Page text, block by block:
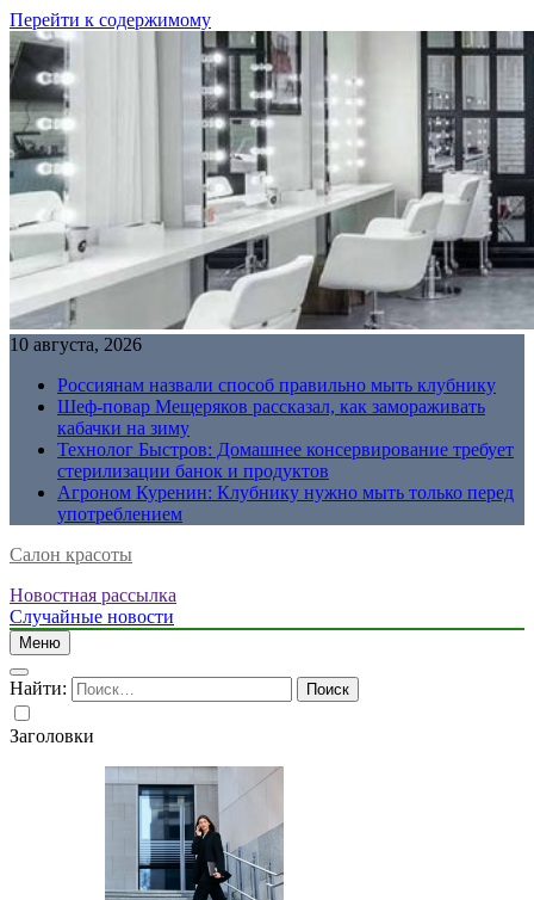
Перейти к содержимому
10 августа, 2026
Россиянам назвали способ правильно мыть клубнику
Шеф-повар Мещеряков рассказал, как замораживать
кабачки на зиму
Технолог Быстров: Домашнее консервирование требует
стерилизации банок и продуктов
Агроном Куренин: Клубнику нужно мыть только перед
употреблением
Салон красоты
Новостная рассылка
Случайные новости
Меню
Найти:
Заголовки